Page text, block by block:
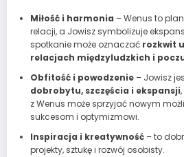
Miłość i harmonia – Wenus to
relacji, a Jowisz symbolizuje
spotkanie może oznaczać rozkwit
relacjach międzyludzkich i
Obfitość i powodzenie– Jowisz
dobrobytu, szczęścia i ekspansji
z Wenus może sprzyjać nowym
sukcesom i optymizmowi.
Inspiracja i kreatywność– to
projekty, sztukę i rozwój osobisty.